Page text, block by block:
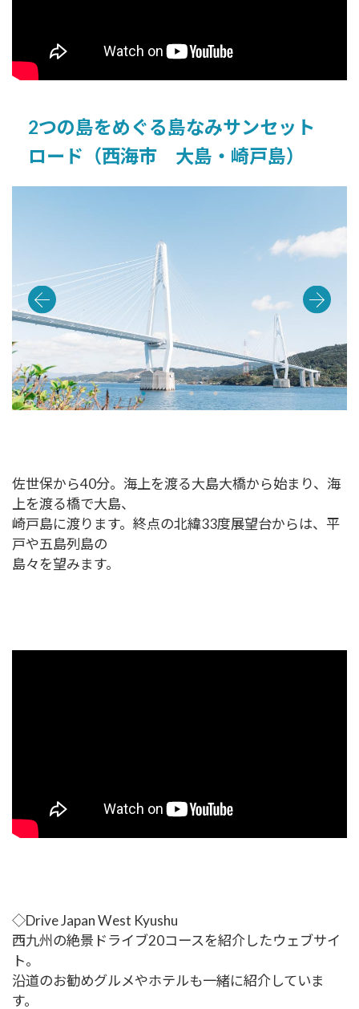
2つの島をめぐる島なみサンセット
ロード（西海市 大島・崎戸島）
佐世保から40分。海上を渡る大島大橋から始まり、海
上を渡る橋で大島、
崎戸島に渡ります。終点の北緯33度展望台からは、平
戸や五島列島の
島々を望みます。
◇Drive Japan West Kyushu
西九州の絶景ドライブ20コースを紹介したウェブサイ
ト。
沿道のお勧めグルメやホテルも一緒に紹介していま
す。